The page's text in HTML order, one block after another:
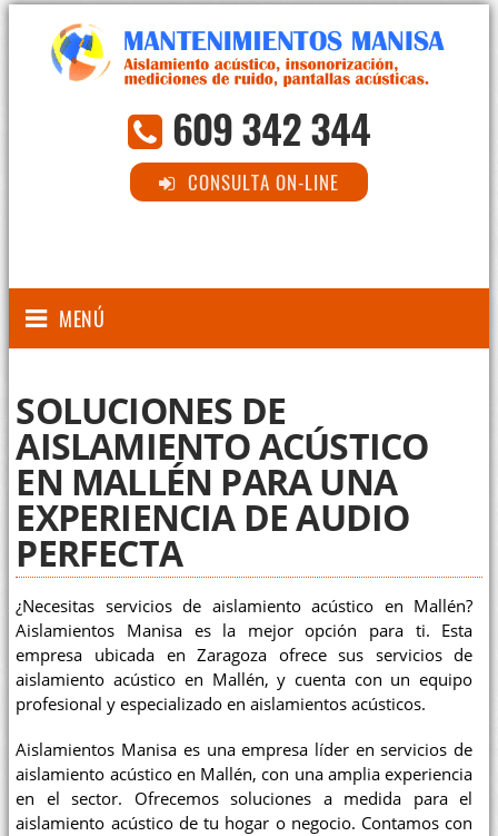
609 342 344
CONSULTA ON-LINE
MENÚ
SOLUCIONES DE
AISLAMIENTO ACÚSTICO
EN MALLÉN PARA UNA
EXPERIENCIA DE AUDIO
PERFECTA
¿Necesitas servicios de aislamiento acústico en Mallén?
Aislamientos Manisa es la mejor opción para ti. Esta
empresa ubicada en Zaragoza ofrece sus servicios de
aislamiento acústico en Mallén, y cuenta con un equipo
profesional y especializado en aislamientos acústicos.
Aislamientos Manisa es una empresa líder en servicios de
aislamiento acústico en Mallén, con una amplia experiencia
en el sector. Ofrecemos soluciones a medida para el
aislamiento acústico de tu hogar o negocio. Contamos con